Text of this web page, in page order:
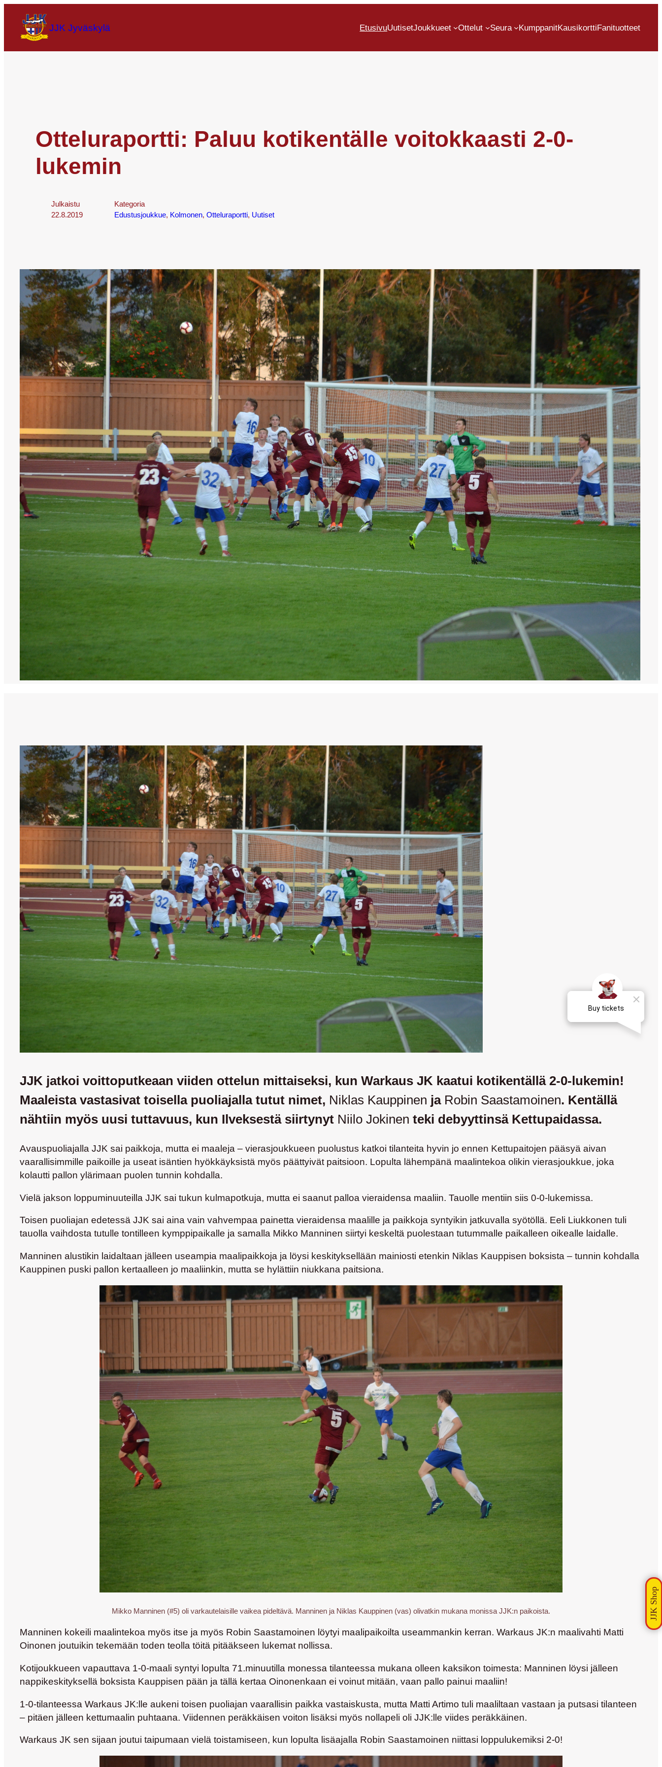
JJK Jyväskylä EtusivuUutisetJoukkueet Ottelut Seura KumppanitKausikorttiFanituotteet
Otteluraportti: Paluu kotikentälle voitokkaasti 2-0-
lukemin
Julkaistu
22.8.2019
Kategoria
Edustusjoukkue, Kolmonen, Otteluraportti, Uutiset
JJK jatkoi voittoputkeaan viiden ottelun mittaiseksi, kun Warkaus JK kaatui kotikentällä 2-0-lukemin!
Maaleista vastasivat toisella puoliajalla tutut nimet, Niklas Kauppinen ja Robin Saastamoinen. Kentällä
nähtiin myös uusi tuttavuus, kun Ilveksestä siirtynyt Niilo Jokinen teki debyyttinsä Kettupaidassa.
Avauspuoliajalla JJK sai paikkoja, mutta ei maaleja – vierasjoukkueen puolustus katkoi tilanteita hyvin jo ennen Kettupaitojen pääsyä aivan
vaarallisimmille paikoille ja useat isäntien hyökkäyksistä myös päättyivät paitsioon. Lopulta lähempänä maalintekoa olikin vierasjoukkue, joka
kolautti pallon ylärimaan puolen tunnin kohdalla.
Vielä jakson loppuminuuteilla JJK sai tukun kulmapotkuja, mutta ei saanut palloa vieraidensa maaliin. Tauolle mentiin siis 0-0-lukemissa.
Toisen puoliajan edetessä JJK sai aina vain vahvempaa painetta vieraidensa maalille ja paikkoja syntyikin jatkuvalla syötöllä. Eeli Liukkonen tuli
tauolla vaihdosta tutulle tontilleen kymppipaikalle ja samalla Mikko Manninen siirtyi keskeltä puolestaan tutummalle paikalleen oikealle laidalle.
Manninen alustikin laidaltaan jälleen useampia maalipaikkoja ja löysi keskityksellään mainiosti etenkin Niklas Kauppisen boksista – tunnin kohdalla
Kauppinen puski pallon kertaalleen jo maaliinkin, mutta se hylättiin niukkana paitsiona.
Mikko Manninen (#5) oli varkautelaisille vaikea pideltävä. Manninen ja Niklas Kauppinen (vas) olivatkin mukana monissa JJK:n paikoista.
Manninen kokeili maalintekoa myös itse ja myös Robin Saastamoinen löytyi maalipaikoilta useammankin kerran. Warkaus JK:n maalivahti Matti
Oinonen joutuikin tekemään toden teolla töitä pitääkseen lukemat nollissa.
Kotijoukkueen vapauttava 1-0-maali syntyi lopulta 71.minuutilla monessa tilanteessa mukana olleen kaksikon toimesta: Manninen löysi jälleen
nappikeskityksellä boksista Kauppisen pään ja tällä kertaa Oinonenkaan ei voinut mitään, vaan pallo painui maaliin!
1-0-tilanteessa Warkaus JK:lle aukeni toisen puoliajan vaarallisin paikka vastaiskusta, mutta Matti Artimo tuli maaliltaan vastaan ja putsasi tilanteen
– pitäen jälleen kettumaalin puhtaana. Viidennen peräkkäisen voiton lisäksi myös nollapeli oli JJK:lle viides peräkkäinen.
Warkaus JK sen sijaan joutui taipumaan vielä toistamiseen, kun lopulta lisäajalla Robin Saastamoinen niittasi loppulukemiksi 2-0!